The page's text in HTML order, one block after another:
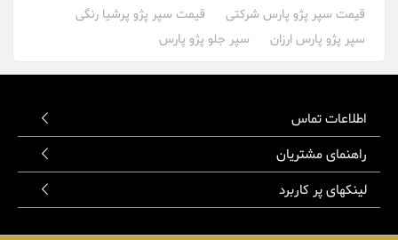
قیمت سپر پژو پارس شرکتی
قیمت سپر پژو پرشیا رنگی
سپر پژو پارس ارزان
سپر جلو پژو پارس
اطلاعات تماس
راهنمای مشتریان
لینکهای پر کاربرد